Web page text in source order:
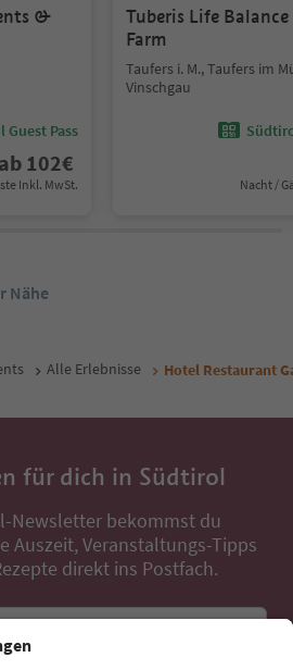
&
Guest Pass
ab 102€
Inkl. MwSt.
Tuberis Life
Farm
Taufers i. M., Taufers im
Vinschgau
Nacht /
Nähe
Alle Erlebnisse Hotel Restaurant
für dich in Südtirol
Newsletter bekommst du
Auszeit, Veranstaltungs-Tipps
direkt ins Postfach.